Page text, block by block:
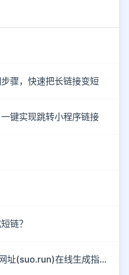
骤，快速把长链接变短
键实现跳转小程序链接
链？
3分钟搞定防红链接！快缩短网址(suo.run)在线生成指南